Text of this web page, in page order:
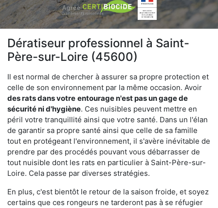
Dératiseur professionnel à Saint-
Père-sur-Loire (45600)
Il est normal de chercher à assurer sa propre protection et
celle de son environnement par la même occasion. Avoir
des rats dans votre entourage n'est pas un gage de
sécurité ni d'hygiène. Ces nuisibles peuvent mettre en
péril votre tranquillité ainsi que votre santé. Dans un l'élan
de garantir sa propre santé ainsi que celle de sa famille
tout en protégeant l'environnement, il s'avère inévitable de
prendre par des procédés pouvant vous débarrasser de
tout nuisible dont les rats en particulier à Saint-Père-sur-
Loire. Cela passe par diverses stratégies.
En plus, c'est bientôt le retour de la saison froide, et soyez
certains que ces rongeurs ne tarderont pas à se réfugier